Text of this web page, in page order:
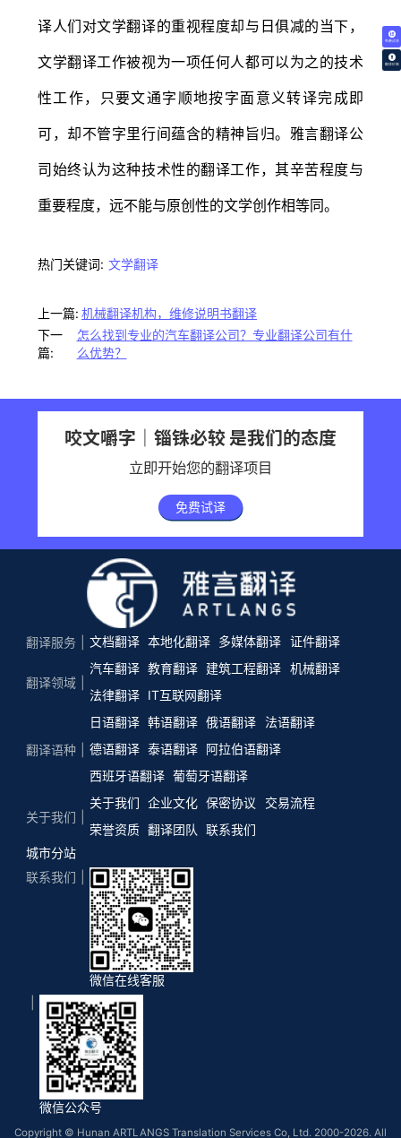
免费试译
翻译价格
译人们对文学翻译的重视程度却与日俱减的当下，
文学翻译工作被视为一项任何人都可以为之的技术
性工作，只要文通字顺地按字面意义转译完成即
可，却不管字里行间蕴含的精神旨归。雅言翻译公
司始终认为这种技术性的翻译工作，其辛苦程度与
重要程度，远不能与原创性的文学创作相等同。
热门关键词: 文学翻译
上一篇: 机械翻译机构，维修说明书翻译
下一
篇:
怎么找到专业的汽车翻译公司？专业翻译公司有什
么优势？
咬文嚼字｜锱铢必较 是我们的态度
立即开始您的翻译项目
免费试译
翻译服务 文档翻译 本地化翻译 多媒体翻译 证件翻译
翻译领域
汽车翻译 教育翻译 建筑工程翻译 机械翻译
法律翻译
IT互联网翻译
翻译语种
日语翻译 韩语翻译 俄语翻译
法语翻译
德语翻译 泰语翻译 阿拉伯语翻译
西班牙语翻译 葡萄牙语翻译
关于我们
关于我们 企业文化 保密协议
交易流程
荣誉资质 翻译团队
联系我们
城市分站
联系我们
微信在线客服
微信公众号
Copyright © Hunan ARTLANGS Translation Services Co, Ltd. 2000-2026. All